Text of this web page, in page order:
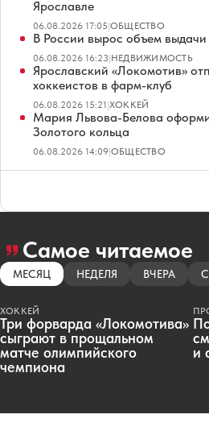
Ярославле
06.08.2026 17:05|ОБЩЕСТВО
В России вырос объем выдачи
06.08.2026 16:23|НЕДВИЖИМОСТЬ
Ярославский «Локомотив»
хоккеистов в фарм-клуб
06.08.2026 15:21|ХОККЕЙ
Мария Львова-Белова
Золотого кольца
06.08.2026 14:09|ОБЩЕСТВО
Самое читаемое
МЕСЯЦ НЕДЕЛЯ ВЧЕРА
ХОККЕЙ
Три форварда «Локомотива»
сыграют в прощальном
матче олимпийского
чемпиона
и